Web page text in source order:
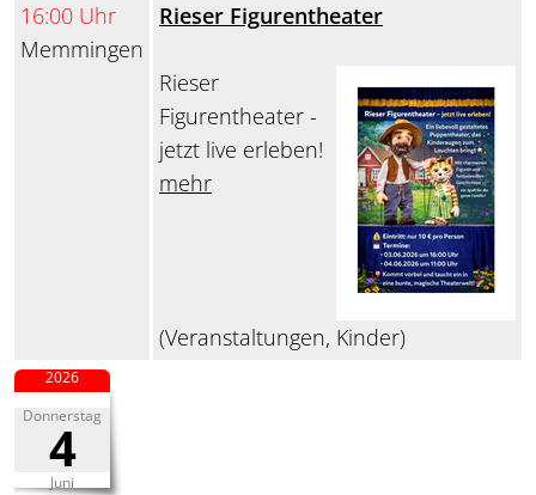
16:00 Uhr
Memmingen
Rieser Figurentheater
Rieser
Figurentheater -
jetzt live erleben!
mehr
(Veranstaltungen, Kinder)
Donnerstag
4
Juni
2026